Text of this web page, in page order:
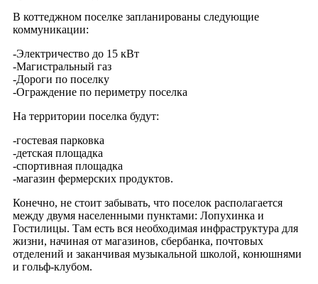
В коттеджном поселке запланированы следующие
коммуникации:
-Электричество до 15 кВт
-Магистральный газ
-Дороги по поселку
-Ограждение по периметру поселка
На территории поселка будут:
-гостевая парковка
-детская площадка
-спортивная площадка
-магазин фермерских продуктов.
Конечно, не стоит забывать, что поселок располагается
между двумя населенными пунктами: Лопухинка и
Гостилицы. Там есть вся необходимая инфраструктура для
жизни, начиная от магазинов, сбербанка, почтовых
отделений и заканчивая музыкальной школой, конюшнями
и гольф-клубом.